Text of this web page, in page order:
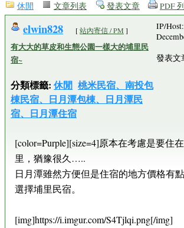
休閒 文章列表 發表文章 PDF
elwin828 [站內寄信 / PM ]
有大大的草皮和生態公園一樣大的埔里民
宿~
分類標籤: 休閒 桃米民宿、南投包
棟民宿、日月潭包棟、日月潭民
宿、日月潭住宿
IP/
發表文
[color=Purple][size=4]原本在考慮是要住
里，猶豫很久…..
日月潭雖然方便但是住宿的地方價格有
選擇埔里民宿。
[img]https://i.imgur.com/S4Tjlqi.png[/img]